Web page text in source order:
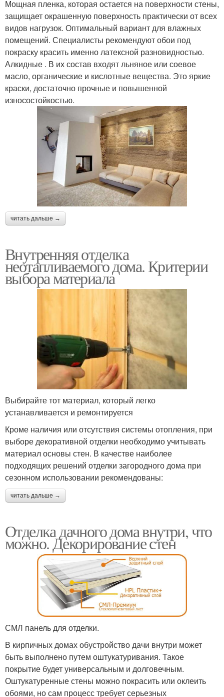
Мощная пленка, которая остается на поверхности стены,
защищает окрашенную поверхность практически от всех
видов нагрузок. Оптимальный вариант для влажных
помещений. Специалисты рекомендуют обои под
покраску красить именно латексной разновидностью.
Алкидные . В их состав входят льняное или соевое
масло, органические и кислотные вещества. Это яркие
краски, достаточно прочные и повышенной
износостойкостью.
читать дальше →
Внутренняя отделка
неотапливаемого дома. Критерии
выбора материала
Выбирайте тот материал, который легко
устанавливается и ремонтируется
Кроме наличия или отсутствия системы отопления, при
выборе декоративной отделки необходимо учитывать
материал основы стен. В качестве наиболее
подходящих решений отделки загородного дома при
сезонном использовании рекомендованы:
читать дальше →
Отделка дачного дома внутри, что
можно. Декорирование стен
СМЛ панель для отделки.
В кирпичных домах обустройство дачи внутри может
быть выполнено путем оштукатуривания. Такое
покрытие будет универсальным и долговечным.
Оштукатуренные стены можно покрасить или оклеить
обоями, но сам процесс требует серьезных